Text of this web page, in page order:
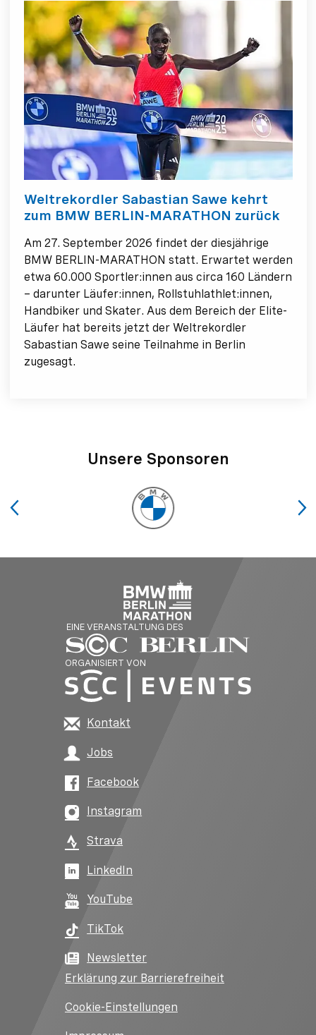
Weltrekordler Sabastian Sawe kehrt
zum BMW BERLIN-MARATHON zurück
Am 27. September 2026 findet der diesjährige
BMW BERLIN-MARATHON statt. Erwartet werden
etwa 60.000 Sportler:innen aus circa 160 Ländern
– darunter Läufer:innen, Rollstuhlathlet:innen,
Handbiker und Skater. Aus dem Bereich der Elite-
Läufer hat bereits jetzt der Weltrekordler
Sabastian Sawe seine Teilnahme in Berlin
zugesagt.
Unsere Sponsoren
EINE VERANSTALTUNG DES
ORGANISIERT VON
Kontakt
Jobs
Facebook
Instagram
Strava
LinkedIn
YouTube
TikTok
Newsletter
Erklärung zur Barrierefreiheit
Cookie-Einstellungen